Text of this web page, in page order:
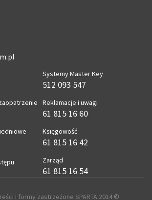
Systemy Master Key
512 093 547
Reklamacje i uwagi
61 815 16 60
Księgowość
61 815 16 42
Zarząd
61 815 16 54
i formy zastrzeżone SPARTA 2014 ©